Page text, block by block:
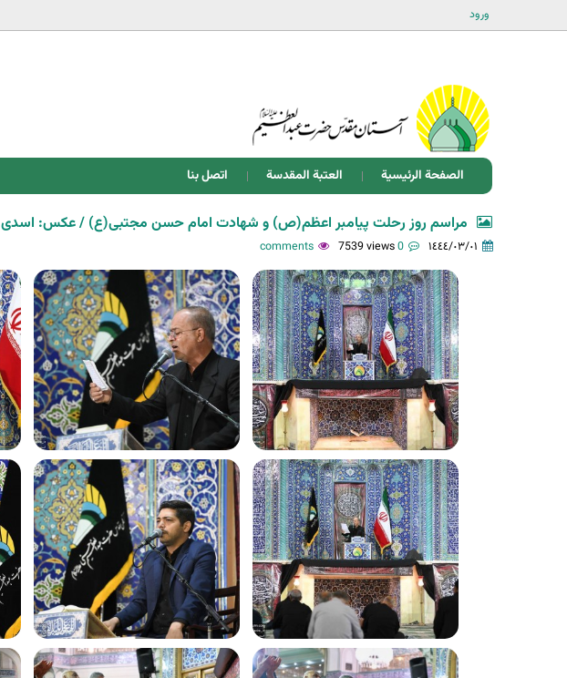
ورود
الصفحة الرئيسية العتبة المقدسة اتصل بنا
مراسم روز رحلت پیامبر اعظم(ص) و شهادت امام حسن مجتبی(ع) / عکس: اسدی
١٤٤٤/٠٣/٠١ 0 comments
7539 views